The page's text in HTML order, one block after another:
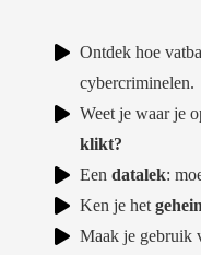
Ontdek hoe
cybercriminelen.
Weet je waar je
klikt?
Eendatalek:
Ken je het
Maak je gebruik